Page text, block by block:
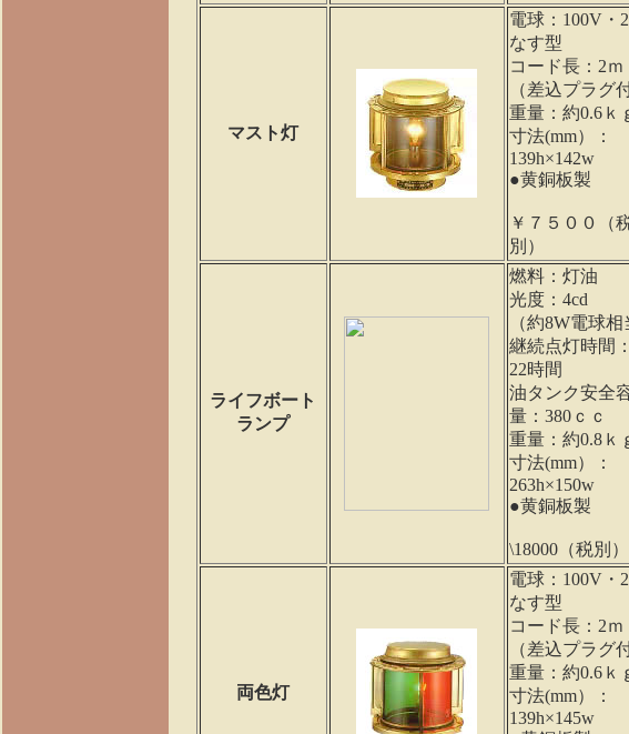
マスト灯
電球：100V・
なす型
コード長：2ｍ
（差込プラグ付
重量：約0.6ｋ
寸法(mm）：
139h×142w
●黄銅板製
￥７５００（
別）
ライフボート
ランプ
燃料：灯油
光度：4cd
（約8W電球相
継続点灯時間
22時間
油タンク安全
量：380ｃｃ
重量：約0.8ｋ
寸法(mm）：
263h×150w
●黄銅板製
\18000（税別）
両色灯
電球：100V・
なす型
コード長：2ｍ
（差込プラグ付
重量：約0.6ｋ
寸法(mm）：
139h×145w